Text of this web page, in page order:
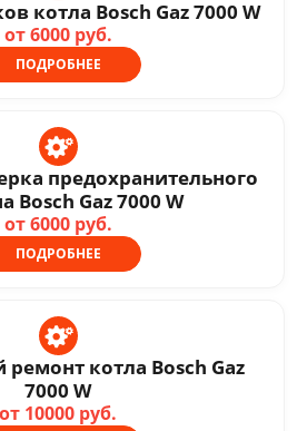
котла Bosch Gaz 7000 W
от 6000 руб.
ПОДРОБНЕЕ
предохранительного
Bosch Gaz 7000 W
от 6000 руб.
ПОДРОБНЕЕ
котла Bosch Gaz
7000 W
от 10000 руб.